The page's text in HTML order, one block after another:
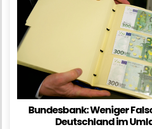
Bundesbank: Weniger
Deutschland im